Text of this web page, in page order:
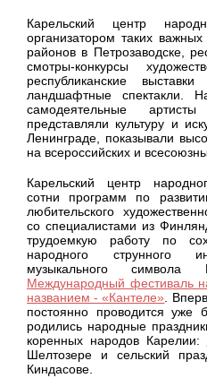
Карельский центр
организатором таких
районов в Петрозаводске,
смотры-конкурсы
республиканские выставки
ландшафтные спектакли.
самодеятельные
представляли культуру и
Ленинграде, показывали
на всероссийских и
Карельский центр
сотни программ по
любительского
со специалистами из
трудоемкую работу по
народного струнного
музыкального
Международный фестиваль
названием - «Кантеле».
постоянно проводится
родились народные
коренных народов Карелии:
Шелтозере и сельский
Киндасове.